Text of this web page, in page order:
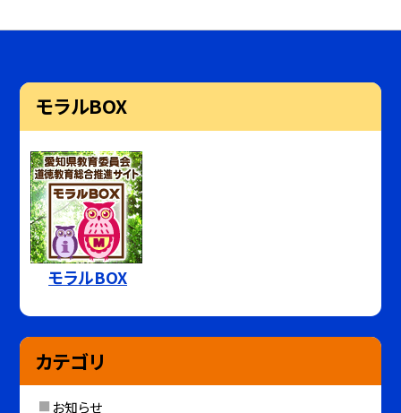
モラルBOX
モラルBOX
カテゴリ
お知らせ